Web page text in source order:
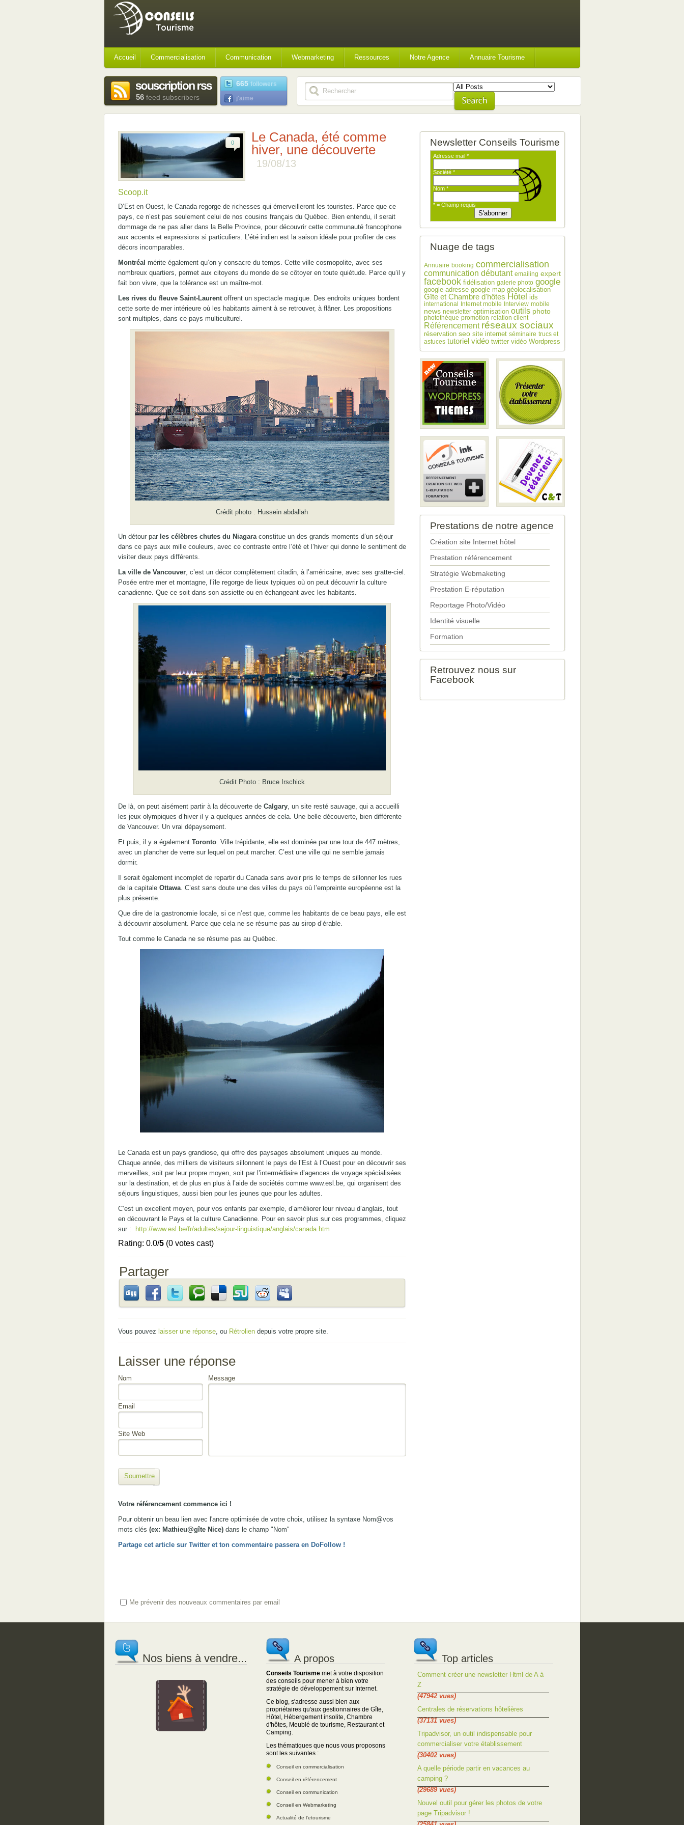
Accueil Commercialisation Communication Webmarketing Ressources Notre Agence Annuaire Tourisme
56 feed subscribers
665 followers
j'aime
0
Le Canada, été comme
hiver, une découverte
19/08/13
Scoop.it
D’Est en Ouest, le Canada regorge de richesses qui émerveilleront les touristes. Parce que ce
pays, ce n’est pas seulement celui de nos cousins français du Québec. Bien entendu, il serait
dommage de ne pas aller dans la Belle Province, pour découvrir cette communauté francophone
aux accents et expressions si particuliers. L’été indien est la saison idéale pour profiter de ces
décors incomparables.
Montréal mérite également qu’on y consacre du temps. Cette ville cosmopolite, avec ses
nombreux quartiers, permet aux citoyens du monde de se côtoyer en toute quiétude. Parce qu’il y
fait bon vivre, que la tolérance est un maître-mot.
Les rives du fleuve Saint-Laurentoffrent un spectacle magique. Des endroits uniques bordent
cette sorte de mer intérieure où les habitants aiment à se retrouver, à flâner. Les propositions
sont multiples, dans ce pays multiculturel.
Crédit photo : Hussein abdallah
Un détour par les célèbres chutes du Niagaraconstitue un des grands moments d’un séjour
dans ce pays aux mille couleurs, avec ce contraste entre l’été et l’hiver qui donne le sentiment de
visiter deux pays différents.
La ville de Vancouver, c’est un décor complètement citadin, à l’américaine, avec ses gratte-ciel.
Posée entre mer et montagne, l’île regorge de lieux typiques où on peut découvrir la culture
canadienne. Que ce soit dans son assiette ou en échangeant avec les habitants.
Crédit Photo : Bruce Irschick
De là, on peut aisément partir à la découverte de Calgary, un site resté sauvage, qui a accueilli
les jeux olympiques d’hiver il y a quelques années de cela. Une belle découverte, bien différente
de Vancouver. Un vrai dépaysement.
Et puis, il y a également Toronto. Ville trépidante, elle est dominée par une tour de 447 mètres,
avec un plancher de verre sur lequel on peut marcher. C’est une ville qui ne semble jamais
dormir.
Il serait également incomplet de repartir du Canada sans avoir pris le temps de sillonner les rues
de la capitale Ottawa. C’est sans doute une des villes du pays où l’empreinte européenne est la
plus présente.
Que dire de la gastronomie locale, si ce n’est que, comme les habitants de ce beau pays, elle est
à découvrir absolument. Parce que cela ne se résume pas au sirop d’érable.
Tout comme le Canada ne se résume pas au Québec.
Le Canada est un pays grandiose, qui offre des paysages absolument uniques au monde.
Chaque année, des milliers de visiteurs sillonnent le pays de l’Est à l’Ouest pour en découvrir ses
merveilles, soit par leur propre moyen, soit par l’intermédiaire d’agences de voyage spécialisées
sur la destination, et de plus en plus à l’aide de sociétés comme www.esl.be, qui organisent des
séjours linguistiques, aussi bien pour les jeunes que pour les adultes.
C’est un excellent moyen, pour vos enfants par exemple, d’améliorer leur niveau d’anglais, tout
en découvrant le Pays et la culture Canadienne. Pour en savoir plus sur ces programmes, cliquez
sur :
http://www.esl.be/fr/adultes/sejour-linguistique/anglais/canada.htm
Rating: 0.0/5(0 votes cast)
Partager
Vous pouvez laisser une réponse, ou Rétroliendepuis votre propre site.
Laisser une réponse
Nom
Email
Site Web
Message
Soumettre
Votre référencement commence ici !
Pour obtenir un beau lien avec l'ancre optimisée de votre choix, utilisez la syntaxe Nom@vos
mots clés (ex: Mathieu@gîte Nice)dans le champ "Nom"
Partage cet article sur Twitter et ton commentaire passera en DoFollow !
Me prévenir des nouveaux commentaires par email
Newsletter Conseils Tourisme
Adresse mail *
Société *
Nom *
* = Champ requis
Nuage de tags
Annuaire booking commercialisation
communication débutant emailing expert
facebook fidélisation galerie photo google
google adresse google map géolocalisation
Gîte et Chambre d'hôtes Hôtel ids
international Internet mobile Interview mobile
news newsletter optimisation outils photo
photothèque promotion relation client
Référencement réseaux sociaux
réservation seo site internet séminaire trucs et
astuces tutoriel vidéo twitter vidéo Wordpress
Prestations de notre agence
Création site Internet hôtel
Prestation référencement
Stratégie Webmaketing
Prestation E-réputation
Reportage Photo/Vidéo
Identité visuelle
Formation
Retrouvez nous sur
Facebook
Nos biens à vendre... A propos
Conseils Tourismemet à votre disposition
des conseils pour mener à bien votre
stratégie de développement sur Internet.
Ce blog, s'adresse aussi bien aux
propriétaires qu'aux gestionnaires de Gîte,
Hôtel, Hébergement insolite, Chambre
d'hôtes, Meublé de tourisme, Restaurant et
Camping.
Les thématiques que nous vous proposons
sont les suivantes :
Conseil en commercialisation
Conseil en référencement
Conseil en communication
Conseil en Webmarketing
Actualité de l'etourisme
Top articles
Comment créer une newsletter Html de A à
Z
(47942 vues)
Centrales de réservations hôtelières
(37131 vues)
Tripadvisor, un outil indispensable pour
commercialiser votre établissement
(30402 vues)
A quelle période partir en vacances au
camping ?
(29689 vues)
Nouvel outil pour gérer les photos de votre
page Tripadvisor !